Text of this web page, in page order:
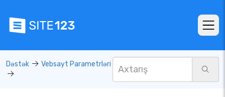
Dəstək Vebsayt Parametrləri